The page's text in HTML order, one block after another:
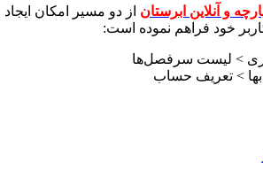
و آنلاین ابرستان از دو مسیر امکان ایجاد
خود فراهم نموده است:
> لیست سرفصل‌ها
> تعریف حساب